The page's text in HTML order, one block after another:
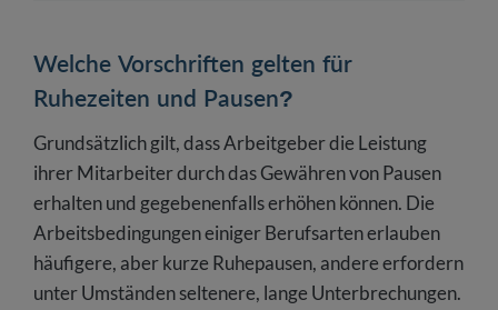
Welche Vorschriften gelten für
Ruhezeiten und Pausen?
Grundsätzlich gilt, dass Arbeitgeber die Leistung
ihrer Mitarbeiter durch das Gewähren von Pausen
erhalten und gegebenenfalls erhöhen können. Die
Arbeitsbedingungen einiger Berufsarten erlauben
häufigere, aber kurze Ruhepausen, andere erfordern
unter Umständen seltenere, lange Unterbrechungen.